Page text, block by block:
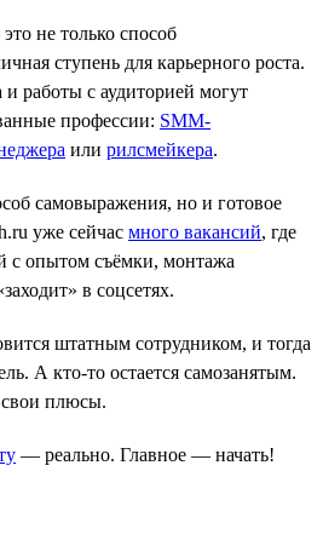
не только способ
ступень для карьерного роста.
работы с аудиторией могут
профессии: SMM-
или рилсмейкера.
самовыражения, но и готовое
уже сейчас много вакансий, где
с опытом съёмки, монтажа
в соцсетях.
штатным сотрудником, и тогда
А кто-то остается самозанятым.
свои плюсы.
— реально. Главное — начать!